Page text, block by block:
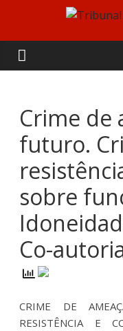
content
da
de
Crime de
futuro.
sobre
Co-
CRIME DE
RESISTÊNCIA E